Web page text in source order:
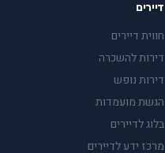
דיירים
חווית דיירים
דירות להשכרה
דירות נופש
הגשת מועמדות
בלוג לדיירים
מרכז ידע לדיירים